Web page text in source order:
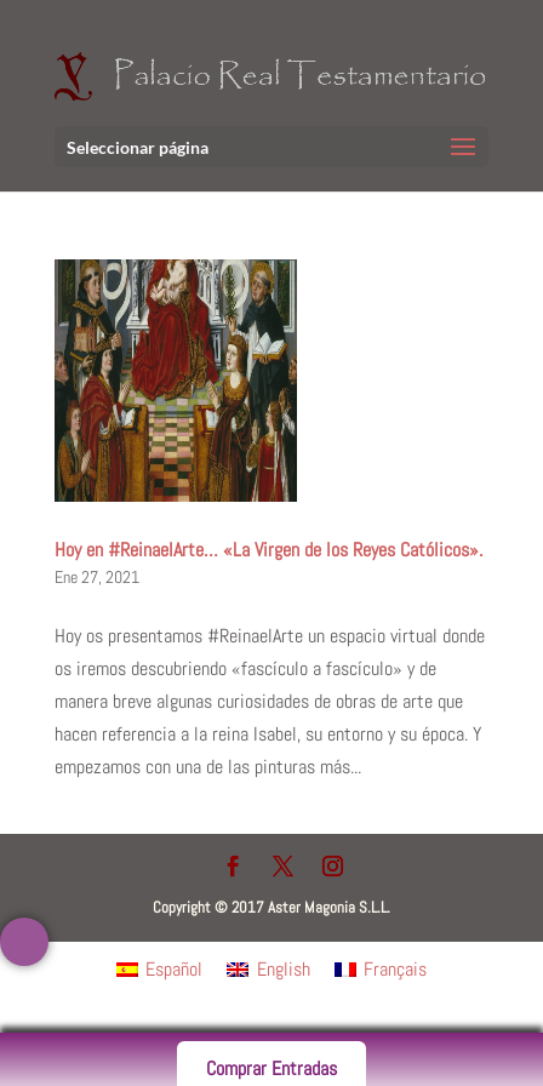
Seleccionar página
Hoy en #ReinaelArte… «La Virgen de los Reyes Católicos».
Ene 27, 2021
Hoy os presentamos #ReinaelArte un espacio virtual donde
os iremos descubriendo «fascículo a fascículo» y de
manera breve algunas curiosidades de obras de arte que
hacen referencia a la reina Isabel, su entorno y su época. Y
empezamos con una de las pinturas más...
Copyright © 2017 Aster Magonia S.L.L.
Español English Français
Comprar Entradas